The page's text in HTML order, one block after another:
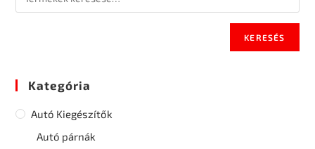
KERESÉS
Kategória
Autó Kiegészítők
Autó párnák